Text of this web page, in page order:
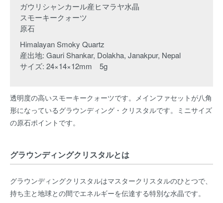
ガウリシャンカール産ヒマラヤ水晶
スモーキークォーツ
原石
Himalayan Smoky Quartz
産出地: Gauri Shankar, Dolakha, Janakpur, Nepal
サイズ: 24×14×12mm 5g
透明度の高いスモーキークォーツです。メインファセットが八角
形になっているグラウンディング・クリスタルです。ミニサイズ
の原石ポイントです。
グラウンディングクリスタルとは
グラウンディングクリスタルはマスタークリスタルのひとつで、
持ち主と地球との間でエネルギーを伝達する特別な水晶です。